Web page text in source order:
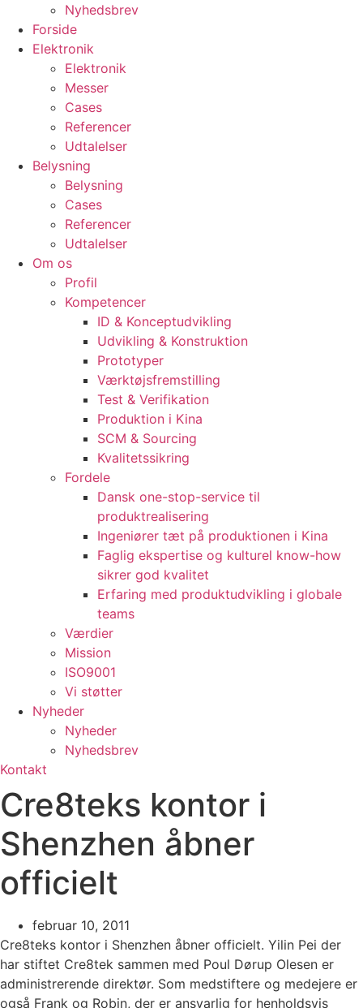
Nyhedsbrev
Forside
Elektronik
Elektronik
Messer
Cases
Referencer
Udtalelser
Belysning
Belysning
Cases
Referencer
Udtalelser
Om os
Profil
Kompetencer
ID & Konceptudvikling
Udvikling & Konstruktion
Prototyper
Værktøjsfremstilling
Test & Verifikation
Produktion i Kina
SCM & Sourcing
Kvalitetssikring
Fordele
Dansk one-stop-service til
produktrealisering
Ingeniører tæt på produktionen i Kina
Faglig ekspertise og kulturel know-how
sikrer god kvalitet
Erfaring med produktudvikling i globale
teams
Værdier
Mission
ISO9001
Vi støtter
Nyheder
Nyheder
Nyhedsbrev
Kontakt
Cre8teks kontor i
Shenzhen åbner
officielt
februar 10, 2011
Cre8teks kontor i Shenzhen åbner officielt. Yilin Pei der
har stiftet Cre8tek sammen med Poul Dørup Olesen er
administrerende direktør. Som medstiftere og medejere er
også Frank og Robin, der er ansvarlig for henholdsvis